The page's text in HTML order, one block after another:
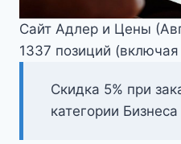
Сайт Адлер и Цены
1337 позиций
Скидка 5% при
категории Бизнеса